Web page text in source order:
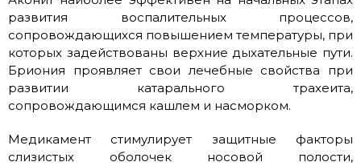
развития воспалительных процессов,
сопровождающихся повышением температуры, при
которых задействованы верхние дыхательные пути.
Бриония проявляет свои лечебные свойства при
развитии катарального трахеита,
сопровождающимся кашлем и насморком.
Медикамент стимулирует защитные факторы
слизистых оболочек носовой полости,